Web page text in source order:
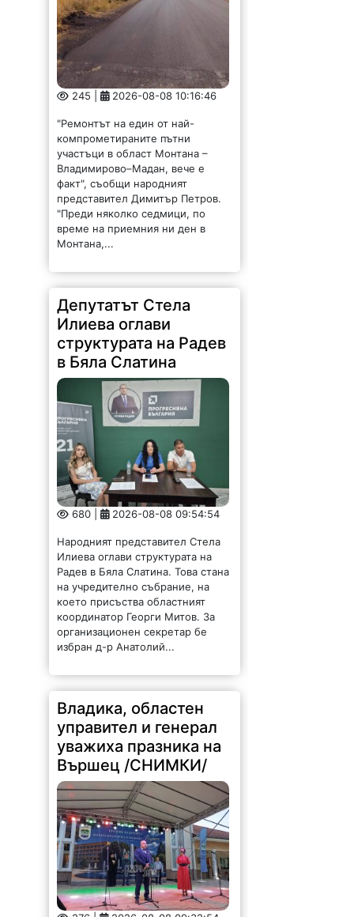
245 | 2026-08-08 10:16:46
"Ремонтът на един от най-
компрометираните пътни
участъци в област Монтана –
Владимирово–Мадан, вече е
факт", съобщи народният
представител Димитър Петров.
"Преди няколко седмици, по
време на приемния ни ден в
Монтана,...
Депутатът Стела
Илиева оглави
структурата на Радев
в Бяла Слатина
680 | 2026-08-08 09:54:54
Народният представител Стела
Илиева оглави структурата на
Радев в Бяла Слатина. Това стана
на учредително събрание, на
което присъства областният
координатор Георги Митов. За
организационен секретар бе
избран д-р Анатолий...
Владика, областен
управител и генерал
уважиха празника на
Вършец /СНИМКИ/